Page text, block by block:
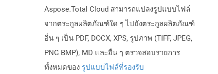
Aspose.Total Cloud สามารถแปลงรูปแบบไฟล์
จากตระกูลผลิตภัณฑ์ใด ๆ ไปยังตระกูลผลิตภัณฑ์
อื่น ๆ เป็น PDF, DOCX, XPS, รูปภาพ (TIFF, JPEG,
PNG BMP), MD และอื่น ๆ ตรวจสอบรายการ
ทั้งหมดของ รูปแบบไฟล์ที่รองรับ